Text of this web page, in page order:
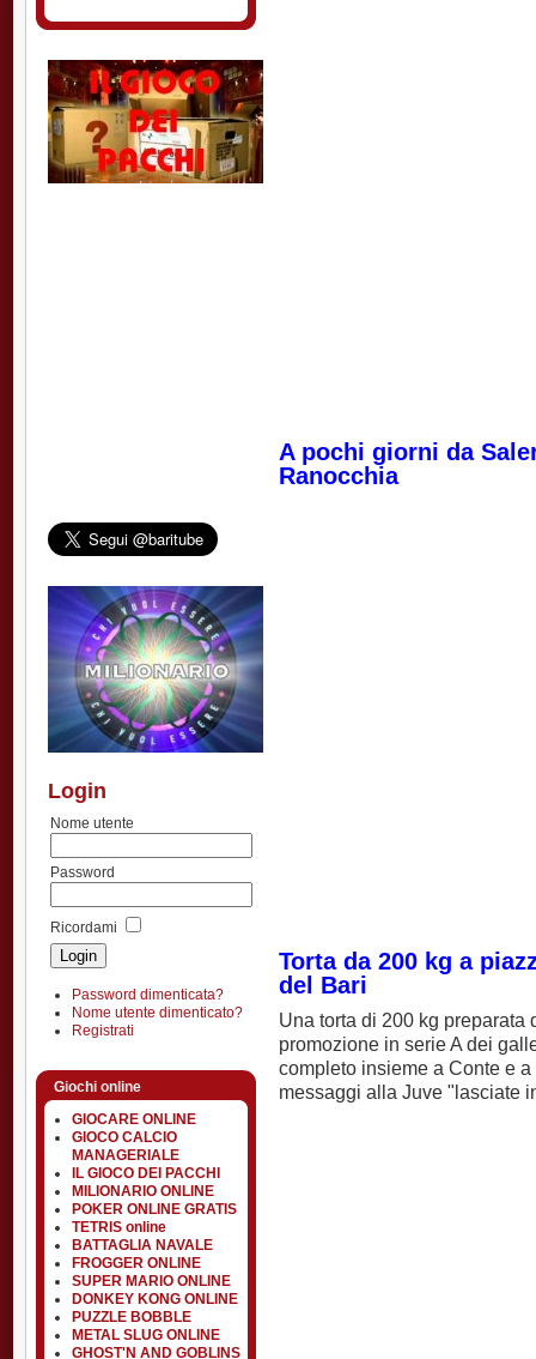
Login
Nome utente
Password
Ricordami
Password dimenticata?
Nome utente dimenticato?
Registrati
Giochi online
GIOCARE ONLINE
GIOCO CALCIO
MANAGERIALE
IL GIOCO DEI PACCHI
MILIONARIO ONLINE
POKER ONLINE GRATIS
TETRIS online
BATTAGLIA NAVALE
FROGGER ONLINE
SUPER MARIO ONLINE
DONKEY KONG ONLINE
PUZZLE BOBBLE
METAL SLUG ONLINE
GHOST'N AND GOBLINS
A pochi giorni da
Ranocchia
Torta da 200 kg a
del Bari
Una torta di 200 kg
promozione in serie A dei
completo insieme a Conte e
messaggi alla Juve "lasciate